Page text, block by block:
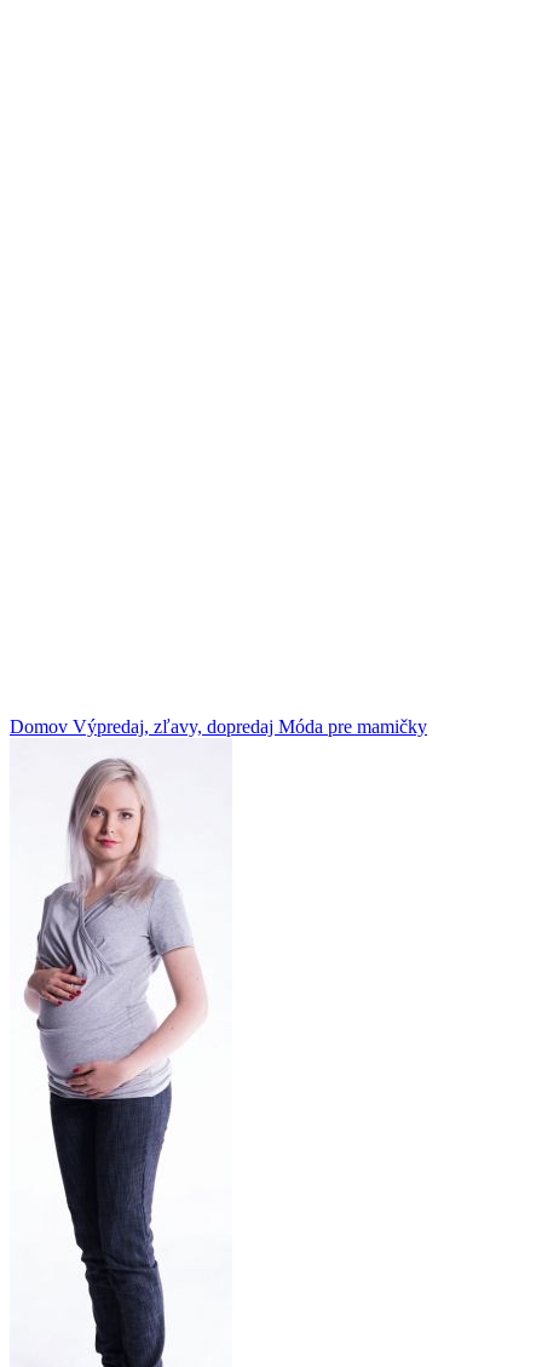
Domov Výpredaj, zľavy, dopredaj Móda pre mamičky